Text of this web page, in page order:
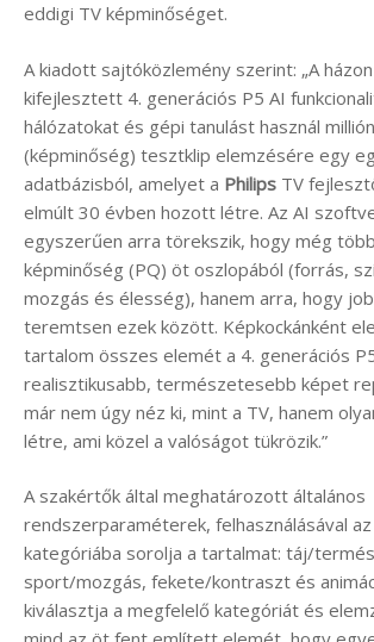
eddigi TV képminőséget.
A kiadott sajtóközlemény szerint: „A
kifejlesztett 4. generációs P5 AI
hálózatokat és gépi tanulást használ
(képminőség) tesztklip elemzésére egy
adatbázisból, amelyet a Philips TV
elmúlt 30 évben hozott létre. Az AI
egyszerűen arra törekszik, hogy még
képminőség (PQ) öt oszlopából (forrás,
mozgás és élesség), hanem arra, hogy
teremtsen ezek között. Képkockánként
tartalom összes elemét a 4. generációs
realisztikusabb, természetesebb képet
már nem úgy néz ki, mint a TV, hanem
létre, ami közel a valóságot tükrözik.”
A szakértők által meghatározott általános
rendszerparaméterek, felhasználásával
kategóriába sorolja a tartalmat: táj/
sport/mozgás, fekete/kontraszt és
kiválasztja a megfelelő kategóriát és